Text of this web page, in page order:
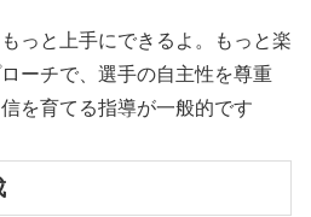
っと上手にできるよ。もっと楽
ーチで、選手の自主性を尊重
を育てる指導が一般的です